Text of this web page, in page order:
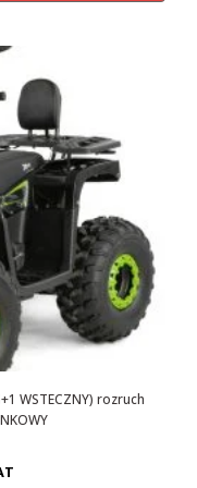
zł.
WSTECZNY) rozruch